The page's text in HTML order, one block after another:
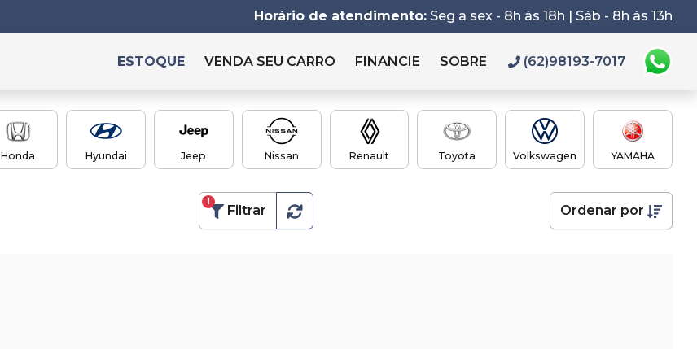
Horário de atendimento: Seg a sex - 8h às 18h | Sáb - 8h às 13h
ESTOQUE VENDA SEU CARRO FINANCIE SOBRE (62)98193-7017
Honda Hyundai Jeep Nissan Renault Toyota Volkswagen YAMAHA
Filtrar
1
Ordenar por